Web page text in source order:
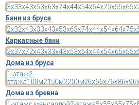
3x33x43x53x63x74x44x54x64x75x55x6
Бани из бруса
2x32x43x33x43x53x63x74x44x54x64x7
Каркасные бани
2x37x72x43x33x43x53x64x44x54x65x5
Дома из бруса
1-этаж2-
этажа100м2150м2200м26x66x76x86x9
Дома из бревна